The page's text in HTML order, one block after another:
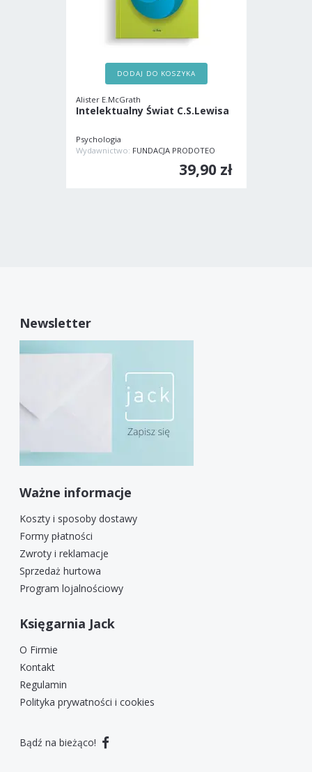
DODAJ DO KOSZYKA
Alister E.McGrath
Intelektualny Świat C.S.Lewisa
Psychologia
Wydawnictwo: FUNDACJA PRODOTEO
39,90 zł
Newsletter
Ważne informacje
Koszty i sposoby dostawy
Formy płatności
Zwroty i reklamacje
Sprzedaż hurtowa
Program lojalnościowy
Księgarnia Jack
O Firmie
Kontakt
Regulamin
Polityka prywatności i cookies
Bądź na bieżąco!